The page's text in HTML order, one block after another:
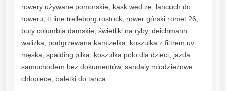
rowery używane pomorskie, kask wed ze, lancuch do
roweru, tt line trelleborg rostock, rower górski romet 26,
buty columbia damskie, świetliki na ryby, deichmann
walizka, podgrzewana kamizelka, koszulka z filtrem uv
męska, spalding piłka, koszulka polo dla dzieci, jazda
samochodem bez dokumentów, sandaly mlodziezowe
chlopiece, baletki do tanca